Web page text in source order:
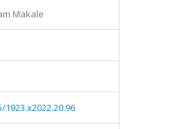
Makale
1923.x2022.20.96